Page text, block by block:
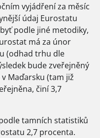
vyjádření za měsíc
údaj Eurostatu
podle jiné metodiky,
má za únor
(odhad trhu dle
bude zveřejněný
Maďarsku (tam již
činí 3,7
tamních statistiků
2,7 procenta.